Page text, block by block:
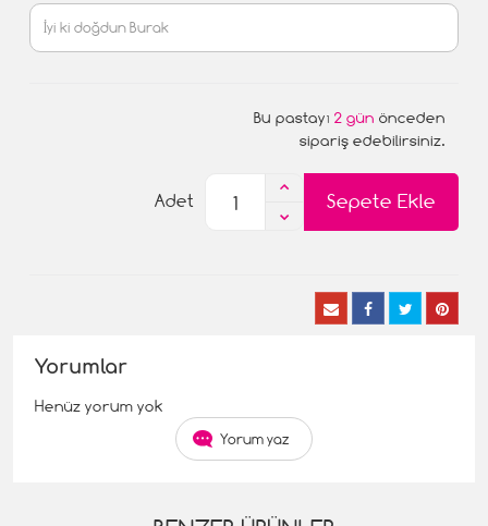
Bu pastayı 2 gün önceden
sipariş edebilirsiniz.
Sepete Ekle
Adet
Yorumlar
Henüz yorum yok
Yorum yaz